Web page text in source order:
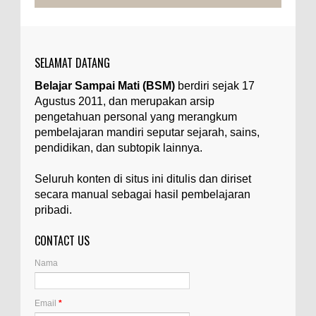
Apa yang Disebut Badan Golgi?
Ilustrasi/utakatikotak.com Badan Golgi (disebut
pula aparatus Golgi, kompleks Golgi, atau
diktiosom) adalah organel yang dikaitkan
denga...
Apakah UFO Benar-benar Ada?
Ilustrasi/istimewa Sebagian orang percaya UFO
UFO benar-benar tidak ada. Manakah yang
benar...
juga dikenal sebagai "jagung permata kaca",
adalah varietas unik dari tanaman jagung...
SELAMAT DATANG
Belajar Sampai Mati (BSM) berdiri sejak 17
Agustus 2011, dan merupakan arsip
pengetahuan personal yang merangkum
pembelajaran mandiri seputar sejarah, sains,
pendidikan, dan subtopik lainnya.
Seluruh konten di situs ini ditulis dan diriset
secara manual sebagai hasil pembelajaran
pribadi.
CONTACT US
Nama
Email *